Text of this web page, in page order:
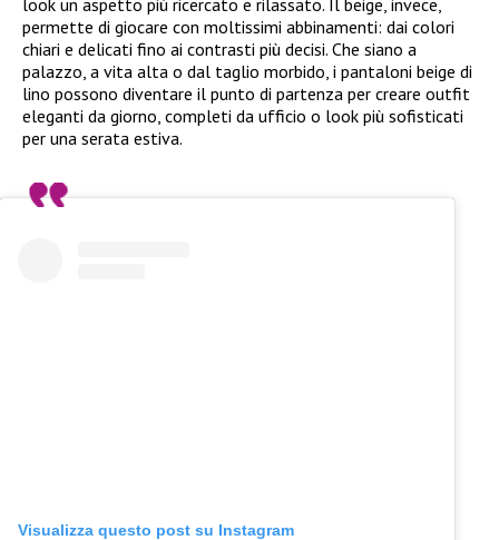
permette di giocare con moltissimi abbinamenti: dai colori
chiari e delicati fino ai contrasti più decisi. Che siano a
palazzo, a vita alta o dal taglio morbido, i pantaloni beige di
lino possono diventare il punto di partenza per creare outfit
eleganti da giorno, completi da ufficio o look più sofisticati
per una serata estiva.
Visualizza questo post su Instagram